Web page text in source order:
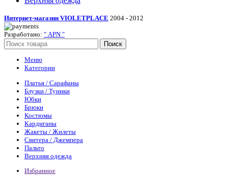
Интернет-магазин VIOLETPLAСE 2004 - 2012
Разработано: " APN "
Поиск
Меню
Категории
Платья / Сарафаны
Блузки / Туники
Юбки
Брюки
Костюмы
Кардиганы
Жакеты / Жилеты
Свитера / Джемпера
Пальто
Верхняя одежда
Избранное